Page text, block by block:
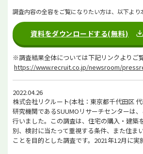
調査内容の全容をご覧になりたい方は、以下よ
資料をダウンロードする(無料)
※調査結果全体については下記リンクよりご
https://www.recruit.co.jp/newsroom/
2022.04.26
株式会社リクルート(本社：東京都千代田区
研究機関であるSUUMOリサーチセンターは
行いました。この調査は、住宅の購入・建
別、検討に当たって重視する条件、また住
ことを目的とした調査です。2021年12月に